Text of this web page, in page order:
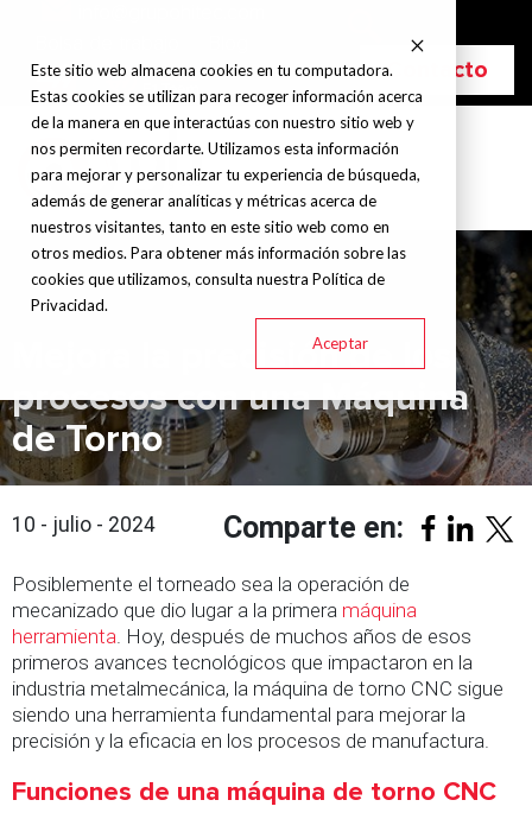
Este sitio web almacena cookies en tu computadora.
Estas cookies se utilizan para recoger información acerca
de la manera en que interactúas con nuestro sitio web y
nos permiten recordarte. Utilizamos esta información
para mejorar y personalizar tu experiencia de búsqueda,
además de generar analíticas y métricas acerca de
nuestros visitantes, tanto en este sitio web como en
otros medios. Para obtener más información sobre las
cookies que utilizamos, consulta nuestra Política de
Privacidad.
Aceptar
Contacto
Mejora la precisión de los
procesos con una Máquina
de Torno
10 - julio - 2024 Comparte en:
Posiblemente el torneado sea la operación de
mecanizado que dio lugar a la primera máquina
herramienta Hoy, después de muchos años de esos
primeros avances tecnológicos que impactaron en la
industria metalmecánica, la máquina de torno CNC sigue
siendo una herramienta fundamental para mejorar la
precisión y la eficacia en los procesos de manufactura.
Funciones de una máquina de torno CNC